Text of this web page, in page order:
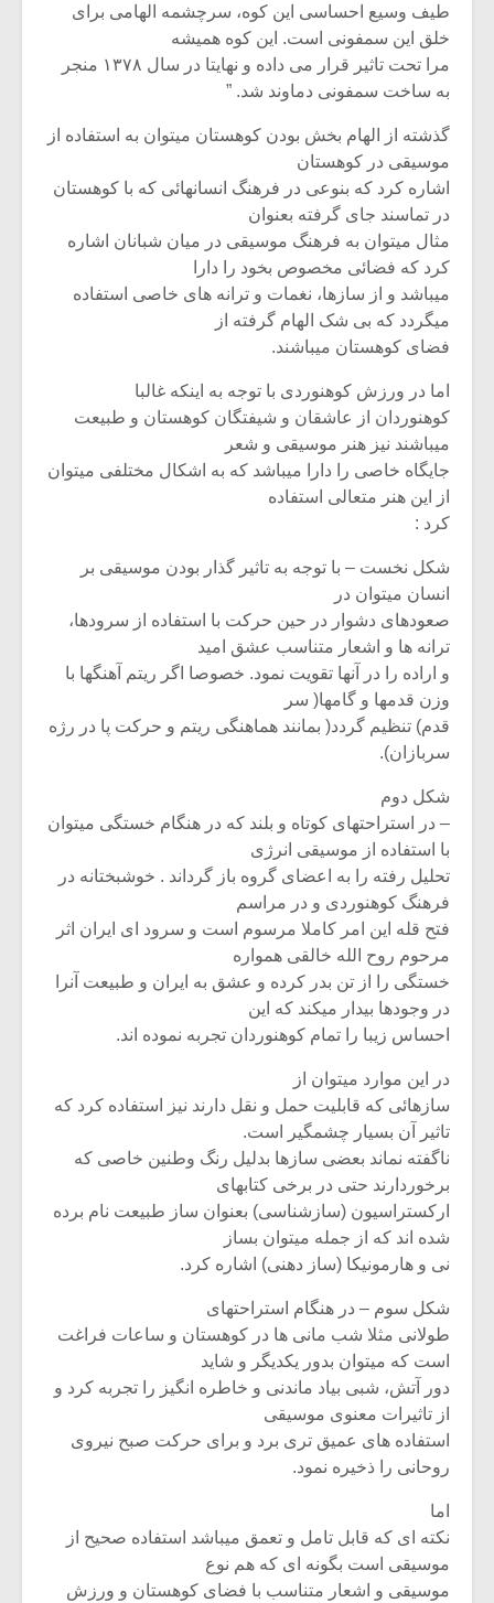
طیف وسیع احساسی این کوه، سرچشمه الهامی برای
خلق این سمفونی است. این کوه همیشه
مرا تحت تاثیر قرار می داده و نهایتا در سال ۱۳۷۸ منجر
به ساخت سمفونی دماوند شد. ”
گذشته از الهام بخش بودن کوهستان میتوان به استفاده از
موسیقی در کوهستان
اشاره کرد که بنوعی در فرهنگ انسانهائی که با کوهستان
در تماسند جای گرفته بعنوان
مثال میتوان به فرهنگ موسیقی در میان شبانان اشاره
کرد که فضائی مخصوص بخود را دارا
میباشد و از سازها، نغمات و ترانه های خاصی استفاده
میگردد که بی شک الهام گرفته از
فضای کوهستان میباشند.
اما در ورزش کوهنوردی با توجه به اینکه غالبا
کوهنوردان از عاشقان و شیفتگان کوهستان و طبیعت
میباشند نیز هنر موسیقی و شعر
جایگاه خاصی را دارا میباشد که به اشکال مختلفی میتوان
از این هنر متعالی استفاده
کرد :
شکل نخست – با توجه به تاثیر گذار بودن موسیقی بر
انسان میتوان در
صعودهای دشوار در حین حرکت با استفاده از سرودها،
ترانه ها و اشعار متناسب عشق امید
و اراده را در آنها تقویت نمود. خصوصا اگر ریتم آهنگها با
وزن قدمها و گامها( سر
قدم) تنظیم گردد( بمانند هماهنگی ریتم و حرکت پا در رژه
سربازان).
شکل دوم
– در استراحتهای کوتاه و بلند که در هنگام خستگی میتوان
با استفاده از موسیقی انرژی
تحلیل رفته را به اعضای گروه باز گرداند . خوشبختانه در
فرهنگ کوهنوردی و در مراسم
فتح قله این امر کاملا مرسوم است و سرود ای ایران اثر
مرحوم روح الله خالقی همواره
خستگی را از تن بدر کرده و عشق به ایران و طبیعت آنرا
در وجودها بیدار میکند که این
احساس زیبا را تمام کوهنوردان تجربه نموده اند.
در این موارد میتوان از
سازهائی که قابلیت حمل و نقل دارند نیز استفاده کرد که
تاثیر آن بسیار چشمگیر است.
ناگفته نماند بعضی سازها بدلیل رنگ وطنین خاصی که
برخوردارند حتی در برخی کتابهای
ارکستراسیون (سازشناسی) بعنوان ساز طبیعت نام برده
شده اند که از جمله میتوان بساز
نی و هارمونیکا (ساز دهنی) اشاره کرد.
شکل سوم – در هنگام استراحتهای
طولانی مثلا شب مانی ها در کوهستان و ساعات فراغت
است که میتوان بدور یکدیگر و شاید
دور آتش، شبی بیاد ماندنی و خاطره انگیز را تجربه کرد و
از تاثیرات معنوی موسیقی
استفاده های عمیق تری برد و برای حرکت صبح نیروی
روحانی را ذخیره نمود.
اما
نکته ای که قابل تامل و تعمق میباشد استفاده صحیح از
موسیقی است بگونه ای که هم نوع
موسیقی و اشعار متناسب با فضای کوهستان و ورزش
یادداشتی بر موسیقی
متن فیلم «متری
اگر نمی توانی
مشهورترین باشی،
بدنام ترین باش
دوره
موسیقی
برگزار
سکانسی